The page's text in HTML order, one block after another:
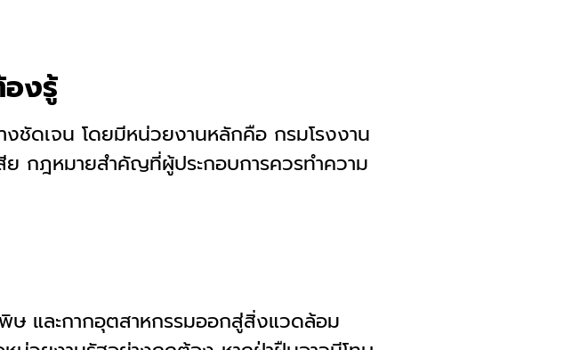
งรู้
งชัดเจน โดยมีหน่วยงานหลักคือ กรมโรงงาน
กฎหมายสำคัญที่ผู้ประกอบการควรทำความ
ษ และกากอุตสาหกรรมออกสู่สิ่งแวดล้อม